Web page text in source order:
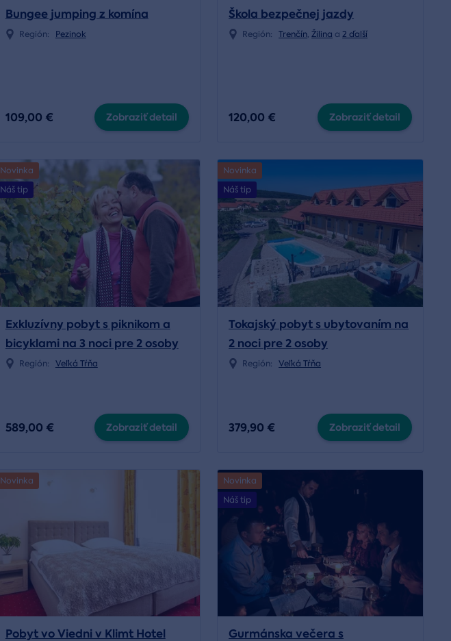
Bungee jumping z komína
Región: Pezinok
109,00 € Zobraziť detail
Škola bezpečnej jazdy
Región: Trenčín,Žilina a2 ďalší
120,00 € Zobraziť detail
Novinka
Náš tip
Exkluzívny pobyt s piknikom a
bicyklami na 3 noci pre 2 osoby
Región: Veľká Tŕňa
589,00 € Zobraziť detail
Novinka
Náš tip
Tokajský pobyt s ubytovaním na
2 noci pre 2 osoby
Región: Veľká Tŕňa
379,90 € Zobraziť detail
Novinka
Pobyt vo Viedni v Klimt Hotel
Novinka
Náš tip
Gurmánska večera s